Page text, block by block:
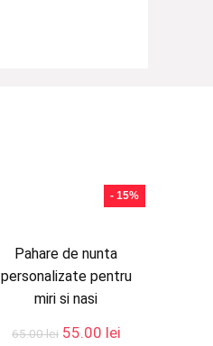
- 15%
Pahare de nunta
personalizate pentru
miri si nasi
65.00lei Prețul
55.00 leiPrețul